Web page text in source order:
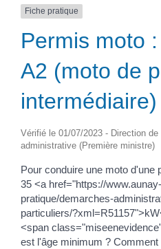
Fiche pratique
Permis moto
A2 (moto de
intermédiaire)
Vérifié le 01/07/2023 - Direction
administrative (Première ministre)
Pour conduire une moto d'une
35 <a href="https://
pratique/demarches-
particuliers/
<span
est l'âge minimum ?